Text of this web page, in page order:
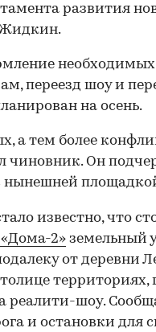
развития
переезд шоу и
на осень.
а тем более
чиновник. Он
нынешней
известно, что
2» земельный
от деревни
территориях,
шоу.
и остановки для